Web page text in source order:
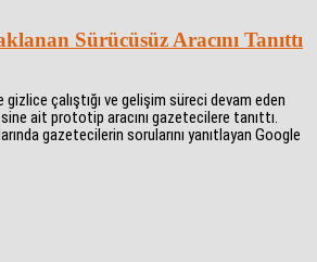
Sürücüsüz Aracını Tanıttı
çalıştığı ve gelişim süreci devam eden
ait prototip aracını gazetecilere tanıttı.
gazetecilerin sorularını yanıtlayan Google